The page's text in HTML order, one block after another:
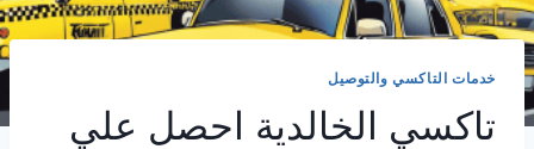
خدمات التاكسي والتوصيل
تاكسي الخالدية احصل علي